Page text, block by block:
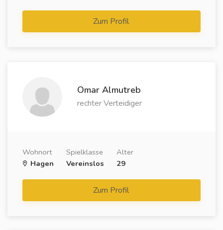
Zum Profil
Omar Almutreb
rechter Verteidiger
Wohnort
Hagen
Spielklasse
Vereinslos
Alter
29
Zum Profil